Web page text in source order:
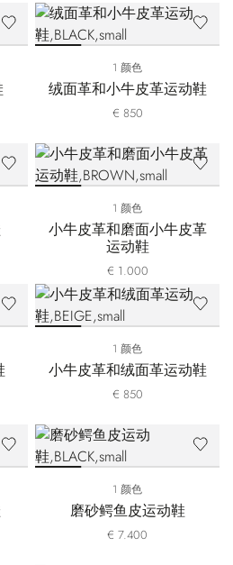
1 颜色
绒面革和小牛皮革运动鞋
€ 850
1 颜色
小牛皮革和磨面小牛皮革
运动鞋
€ 1.000
1 颜色
小牛皮革和绒面革运动鞋
€ 850
1 颜色
磨砂鳄鱼皮运动鞋
€ 7.400